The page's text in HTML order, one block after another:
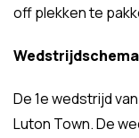
off plekken te
Wedstrijdschema
De 1e wedstrijd
Luton Town. De